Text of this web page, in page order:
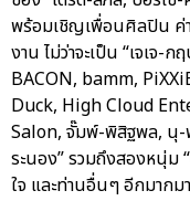
พร้อมเชิญเพื่อนศิลปิน ค่
งาน ไม่ว่าจะเป็น “เจเจ
BACON, bamm,
Duck, High Cloud
Salon, จั๊มพ์-พิสิฐพล,
ระนอง” รวมถึงสองหนุ่ม
ใจ และท่านอื่นๆ อีกมากม